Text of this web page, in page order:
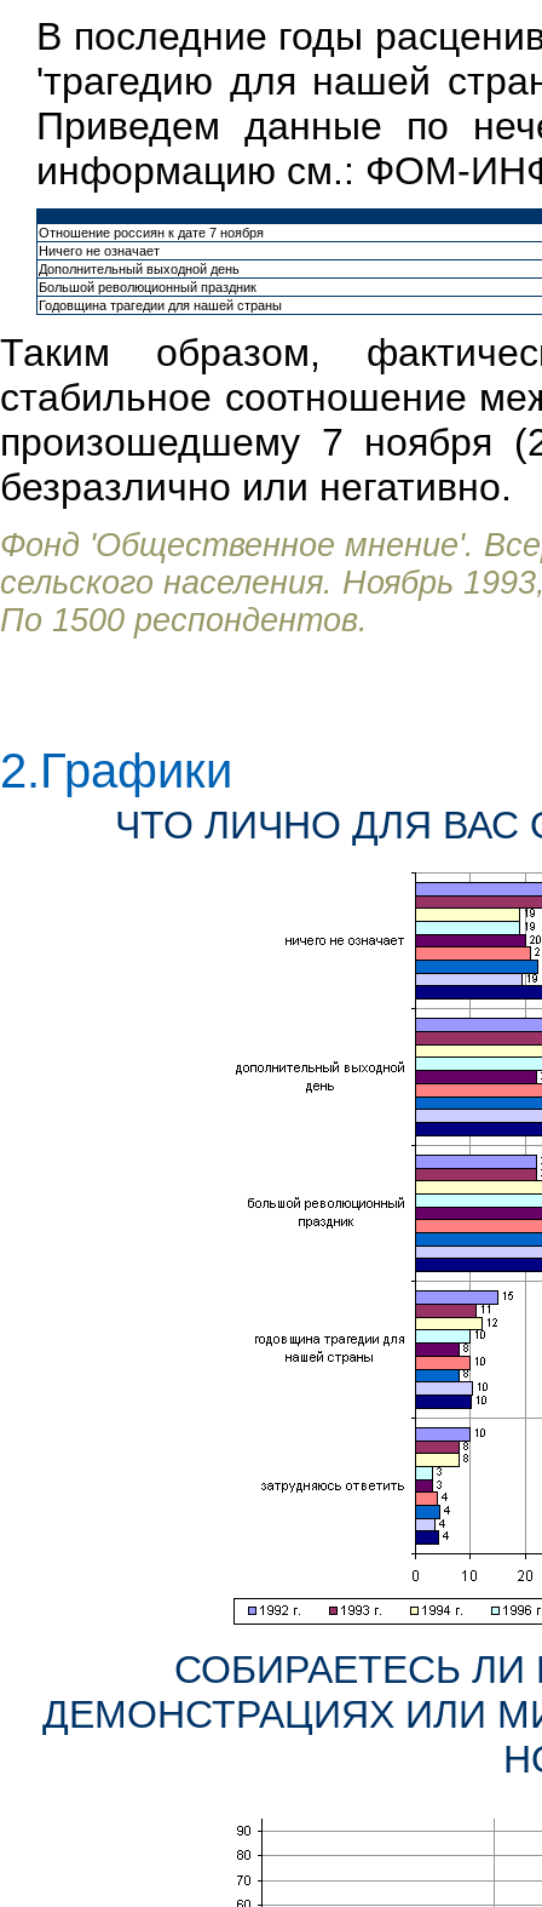
В последние годы
'трагедию для нашей
Приведем данные по
информацию см.: ФОМ-
Отношение россиян к дате 7 ноября
Ничего не означает
Дополнительный выходной день
Большой революционный праздник
Годовщина трагедии для нашей страны
Таким образом,
стабильное соотношение
произошедшему 7 ноября
безразлично или негативно.
Фонд 'Общественное мнение'.
сельского населения. Ноябрь
По 1500 респондентов.
2.Графики
ЧТО ЛИЧНО ДЛЯ ВАС
СОБИРАЕТЕСЬ ЛИ
ДЕМОНСТРАЦИЯХ ИЛИ